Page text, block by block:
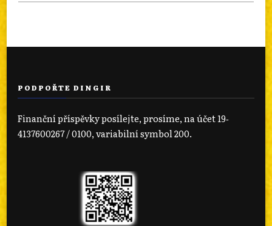
PODPOŘTE DINGIR
Finanční příspěvky posílejte, prosíme, na účet 19‐
4137600267 / 0100, variabilní symbol 200.